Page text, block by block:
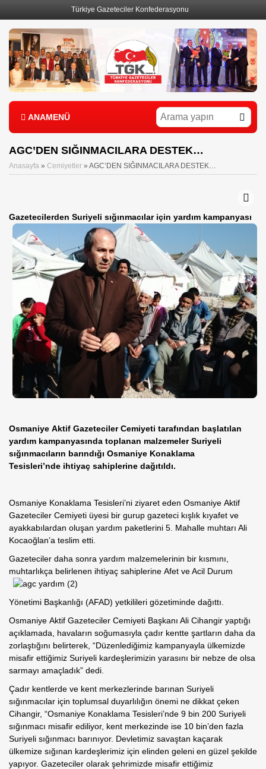
Türkiye Gazeteciler Konfederasyonu
1
ANAMENÜ
AGC’DEN SIĞINMACILARA DESTEK…
Anasayfa » Cemiyetler » AGC’DEN SIĞINMACILARA DESTEK…
Gazetecilerden Suriyeli sığınmacılar için yardım kampanyası
Osmaniye Aktif Gazeteciler Cemiyeti tarafından başlatılan
yardım kampanyasında toplanan malzemeler Suriyeli
sığınmacıların barındığı Osmaniye Konaklama
Tesisleri’nde ihtiyaç sahiplerine dağıtıldı.
Osmaniye Konaklama Tesisleri’ni ziyaret eden Osmaniye Aktif
Gazeteciler Cemiyeti üyesi bir gurup gazeteci kışlık kıyafet ve
ayakkabılardan oluşan yardım paketlerini 5. Mahalle muhtarı Ali
Kocaoğlan’a teslim etti.
Gazeteciler daha sonra yardım malzemelerinin bir kısmını,
muhtarlıkça belirlenen ihtiyaç sahiplerine Afet ve Acil Durum
Yönetimi Başkanlığı (AFAD) yetkilileri gözetiminde dağıttı.
Osmaniye Aktif Gazeteciler Cemiyeti Başkanı Ali Cihangir yaptığı
açıklamada, havaların soğumasıyla çadır kentte şartların daha da
zorlaştığını belirterek, “Düzenlediğimiz kampanyayla ülkemizde
misafir ettiğimiz Suriyeli kardeşlerimizin yarasını bir nebze de olsa
sarmayı amaçladık” dedi.
Çadır kentlerde ve kent merkezlerinde barınan Suriyeli
sığınmacılar için toplumsal duyarlılığın önemi ne dikkat çeken
Cihangir, “Osmaniye Konaklama Tesisleri’nde 9 bin 200 Suriyeli
sığınmacı misafir ediliyor, kent merkezinde ise 10 bin’den fazla
Suriyeli sığınmacı barınıyor. Devletimiz savaştan kaçarak
ülkemize sığınan kardeşlerimiz için elinden geleni en güzel şekilde
yapıyor. Gazeteciler olarak şehrimizde misafir ettiğimiz